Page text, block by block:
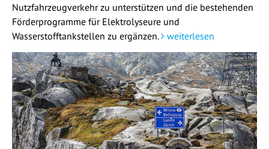
Nutzfahrzeugverkehr zu unterstützen und die bestehenden
Förderprogramme für Elektrolyseure und
Wasserstofftankstellen zu ergänzen.
weiterlesen